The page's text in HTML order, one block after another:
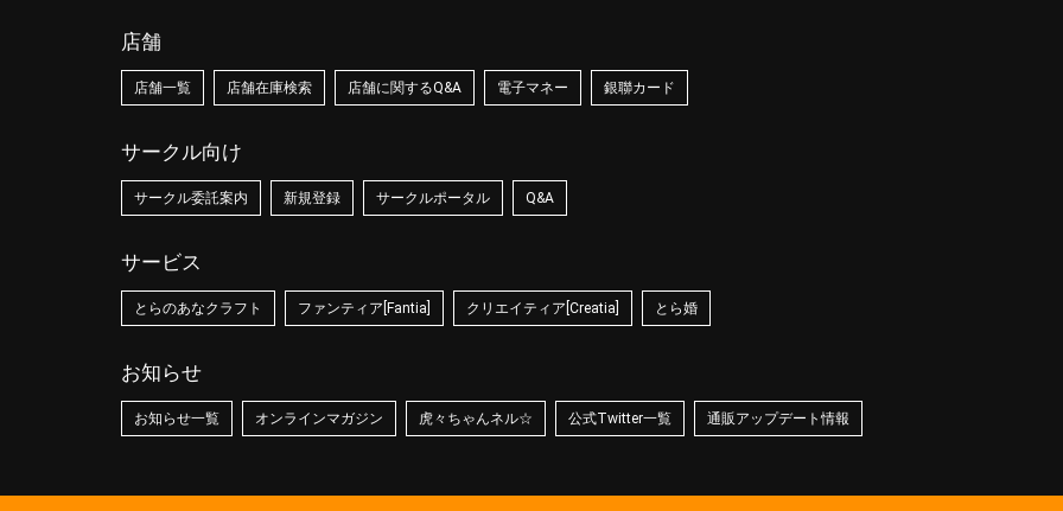
店舗
店舗一覧 店舗在庫検索 店舗に関するQ&A 電子マネー 銀聯カード
サークル向け
サークル委託案内 新規登録 サークルポータル Q&A
サービス
とらのあなクラフト ファンティア[Fantia] クリエイティア[Creatia] とら婚
お知らせ
お知らせ一覧 オンラインマガジン 虎々ちゃんネル☆ 公式Twitter一覧 通販アップデート情報